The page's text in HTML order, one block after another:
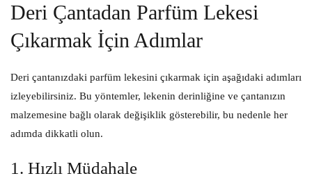
Deri Çantadan Parfüm Lekesi
Çıkarmak İçin Adımlar
Deri çantanızdaki parfüm lekesini çıkarmak için aşağıdaki adımları
izleyebilirsiniz. Bu yöntemler, lekenin derinliğine ve çantanızın
malzemesine bağlı olarak değişiklik gösterebilir, bu nedenle her
adımda dikkatli olun.
1. Hızlı Müdahale